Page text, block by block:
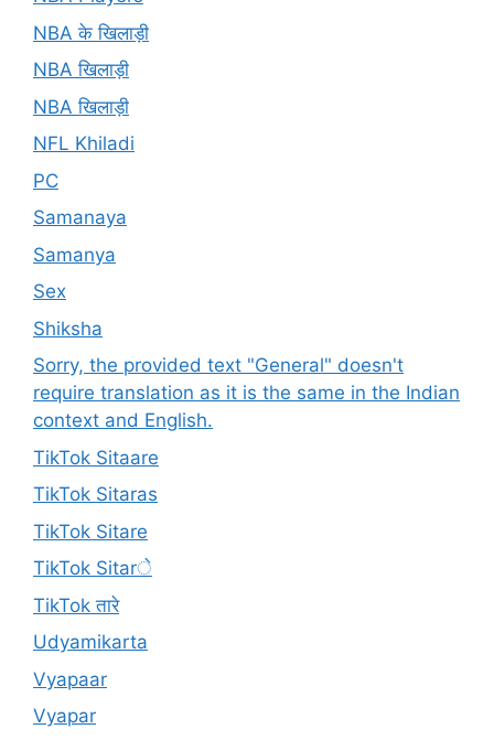
NBA के खिलाड़ी
NBA खिलाड़ी
NBA खिलाड़ी
NFL Khiladi
PC
Samanaya
Samanya
Sex
Shiksha
Sorry, the provided text "General" doesn't
require translation as it is the same in the Indian
context and English.
TikTok Sitaare
TikTok Sitaras
TikTok Sitare
TikTok Sitarे
TikTok तारे
Udyamikarta
Vyapaar
Vyapar